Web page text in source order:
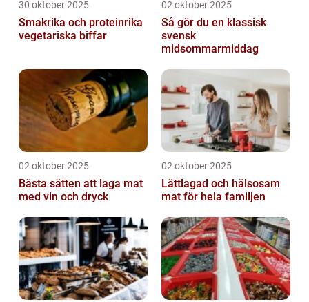
30 oktober 2025
Smakrika och proteinrika
vegetariska biffar
02 oktober 2025
Så gör du en klassisk
svensk
midsommarmiddag
02 oktober 2025
Bästa sätten att laga mat
med vin och dryck
02 oktober 2025
Lättlagad och hälsosam
mat för hela familjen